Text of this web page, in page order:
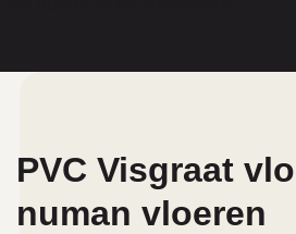
PVC Visgraat
numan vloeren